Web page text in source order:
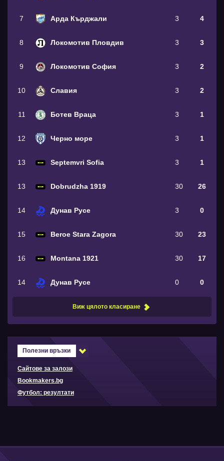
7 Арда Кърджали 3 4
8 Локомотив Пловдив 3 3
9 Локомотив София 3 2
10 Славия 3 2
11 Ботев Враца 3 1
12 Черно море 3 1
13 Septemvri Sofia 3 1
13 Dobrudzha 1919 30 26
14 Дунав Русе 3 0
15 Beroe Stara Zagora 30 23
16 Montana 1921 30 17
14 Дунав Русе 0 0
Виж цялото класиране
Полезни връзки
Сайтове за залози
Bookmakers.bg
Футбол: резултати